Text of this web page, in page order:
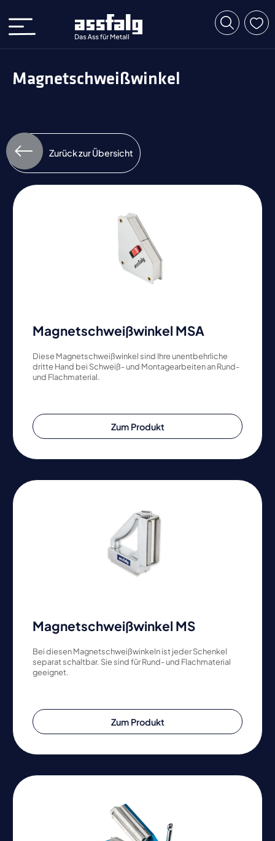
Magnetschweißwinkel
Zurück zur Übersicht
Magnetschweißwinkel MSA
Diese Magnetschweißwinkel sind Ihre unentbehrliche
dritte Hand bei Schweiß- und Montagearbeiten an Rund-
und Flachmaterial.
Zum Produkt
Magnetschweißwinkel MS
Bei diesen Magnetschweißwinkeln ist jeder Schenkel
separat schaltbar. Sie sind für Rund- und Flachmaterial
geeignet.
Zum Produkt